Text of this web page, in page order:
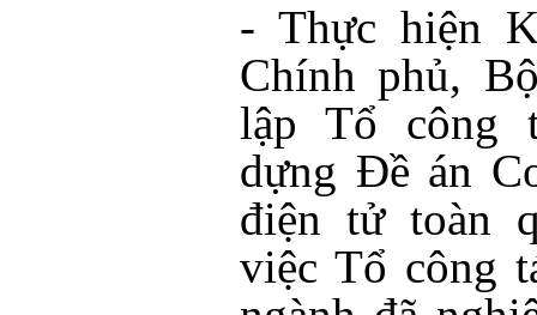
- Thực hiện
Chính phủ,
lập Tổ công
dựng Đề án
điện tử toàn
việc Tổ công